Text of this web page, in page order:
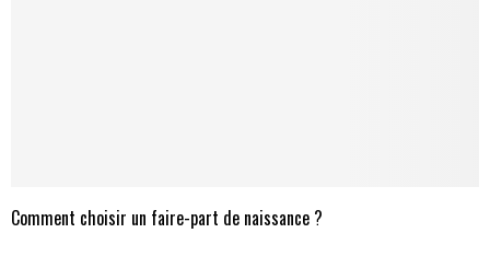
Comment choisir un faire-part de naissance ?